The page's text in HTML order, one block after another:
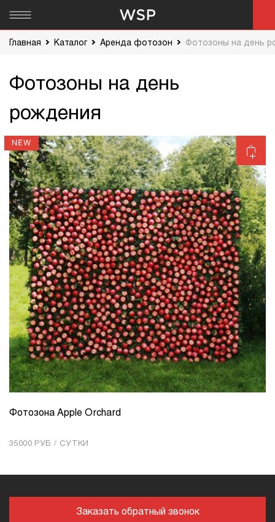
Главная Каталог Аренда фотозон Фотозоны на день
Фотозоны на день
рождения
КОЛИЧЕСТВО 1
Фотозона Apple Orchard
35000 РУБ / СУТКИ
Заказать обратный звонок